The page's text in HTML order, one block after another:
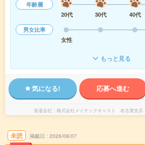
年齢層
20代
30代 40代
男女比率
女性
もっと見る
気になる! 応募へ進む
派遣会社 株式会社メイテックキャスト 名古屋支
未読 掲載日 2026/08/07